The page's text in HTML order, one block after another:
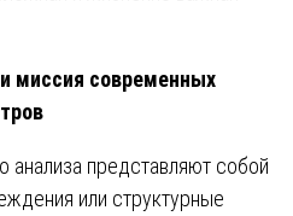
миссия современных
анализа представляют собой
или структурные